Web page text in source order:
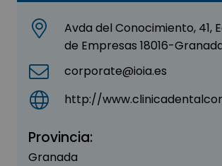
Avda del Conocimiento, 41,
de Empresas 18016-
corporate@ioia.es
http://
Provincia:
Granada